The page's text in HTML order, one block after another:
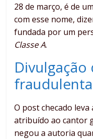
28 de março, é de
com esse nome,
fundada por um
Classe A.
Divulgação
O post checado
atribuído ao cantor
negou a autoria